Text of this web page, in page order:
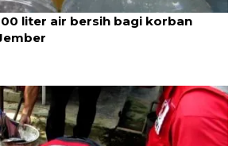
liter air bersih bagi korban